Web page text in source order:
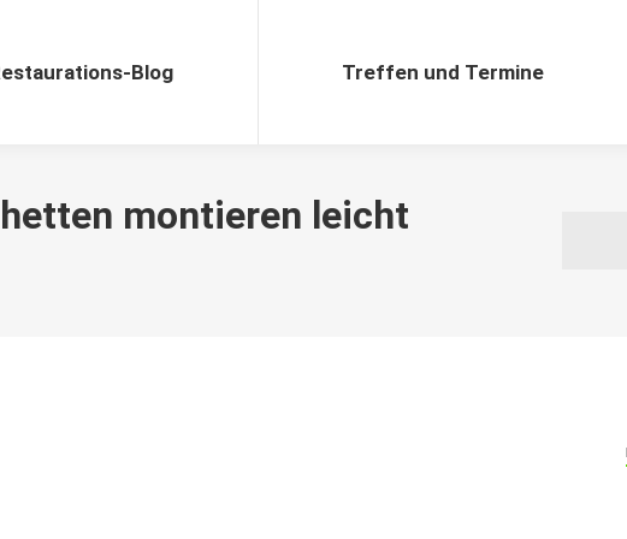
Blog Treffen und Termine
montieren leicht